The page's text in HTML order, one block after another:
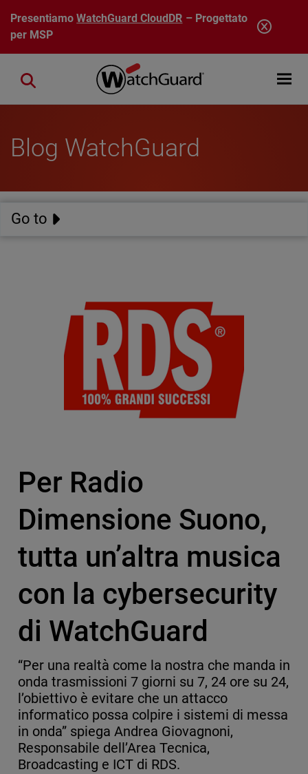
Salta al contenuto principale
PresentiamoWatchGuard CloudDR – Progettato
per MSP
Open
Close search
Blog WatchGuard
Go to
Per Radio
Dimensione Suono,
tutta un’altra musica
con la cybersecurity
di WatchGuard
“Per una realtà come la nostra che manda in
onda trasmissioni 7 giorni su 7, 24 ore su 24,
l’obiettivo è evitare che un attacco
informatico possa colpire i sistemi di messa
in onda” spiega Andrea Giovagnoni,
Responsabile dell’Area Tecnica,
Broadcasting e ICT di RDS.